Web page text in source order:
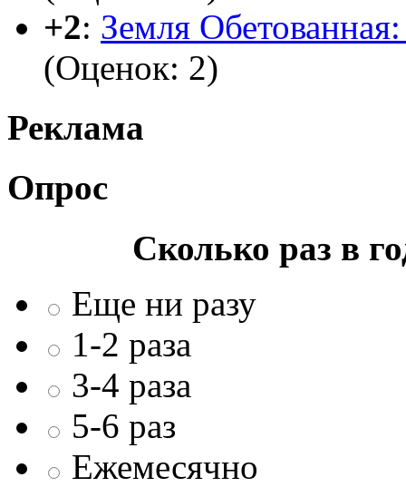
+2: Земля
(Оценок: 2)
Реклама
Опрос
Сколько раз в
Еще ни разу
1-2 раза
3-4 раза
5-6 раз
Ежемесячно